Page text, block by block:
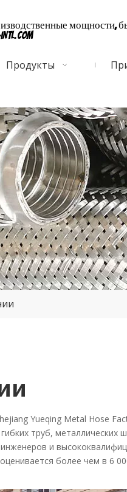
мощности,
Продукты
Yueqing Metal Hose
труб,
и
более чем в 6